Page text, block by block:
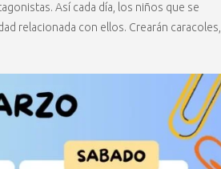
Así cada día, los niños que se
relacionada con ellos. Crearán caracoles,